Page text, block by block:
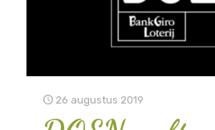
26 augustus 2019